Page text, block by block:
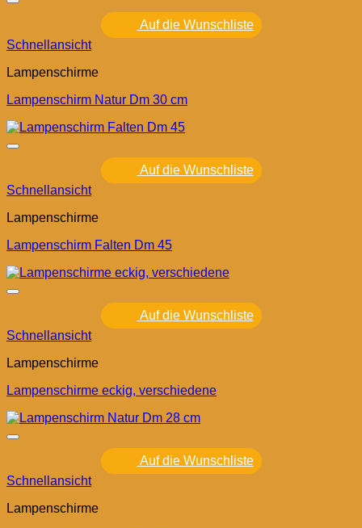
Auf die Wunschliste
Schnellansicht
Lampenschirme
Lampenschirm Natur Dm 30 cm
Auf die Wunschliste
Schnellansicht
Lampenschirme
Lampenschirm Falten Dm 45
Auf die Wunschliste
Schnellansicht
Lampenschirme
Lampenschirme eckig, verschiedene
Auf die Wunschliste
Schnellansicht
Lampenschirme